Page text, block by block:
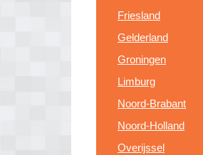
Friesland
Gelderland
Groningen
Limburg
Noord-Brabant
Noord-Holland
Overijssel